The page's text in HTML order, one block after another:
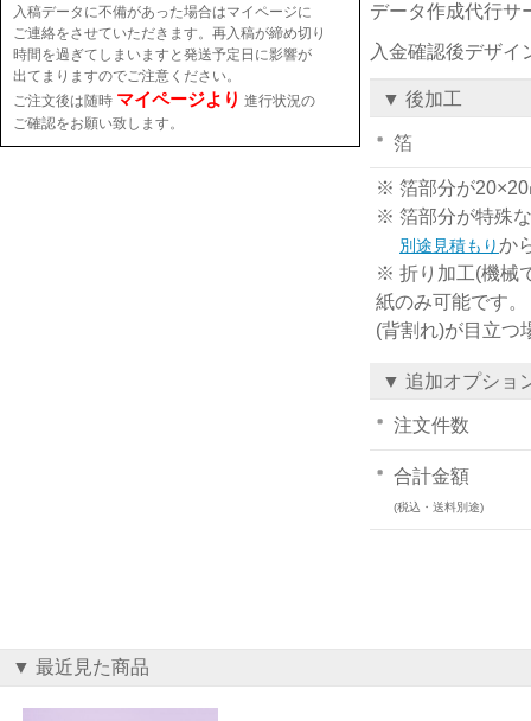
入稿データに不備があった場合はマイページに
ご連絡をさせていただきます。再入稿が締め切り
時間を過ぎてしまいますと発送予定日に影響が
出てまりますのでご注意ください。
ご注文後は随時 マイページより 進行状況の
ご確認をお願い致します。
データ作成代行サ
入金確認後デザイ
▼ 後加工
箔
※ 箔部分が20×20
※ 箔部分が特殊
別途見積もりか
※ 折り加工(機械
紙のみ可能です
(背割れ)が目立つ
▼ 追加オプショ
注文件数
合計金額
(税込・送料別途)
▼ 最近見た商品